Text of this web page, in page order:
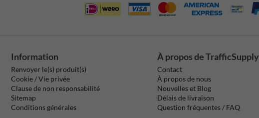
Information
Renvoyer le(s) produit(s)
Cookie / Vie privée
Clause de non responsabilité
Sitemap
Conditions générales
À propos de TrafficSupply
Contact
À propos de nous
Nouvelles et Blog
Délais de livraison
Question fréquentes / FAQ